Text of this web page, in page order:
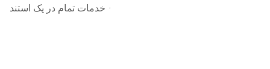
ᆞخدمات تمام در یک استند